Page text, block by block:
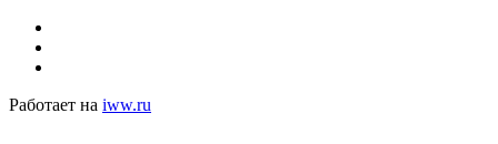
Работает на iww.ru